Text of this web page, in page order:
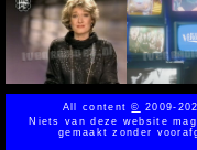
All content© 2009-
Niets van deze website
gemaakt zonder